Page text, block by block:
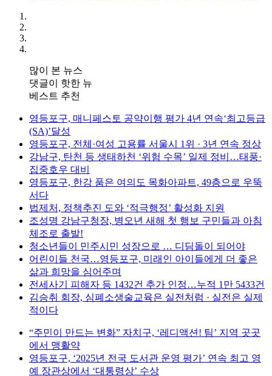
많이 본 뉴스
댓글이 핫한 뉴
베스트 추천
영등포구, 매니페스토 공약이행 평가 4년 연속‘최고등급
(SA)’달성
영등포구, 전체·여성 고용률 서울시 1위 · 3년 연속 정상
강남구, 탄천 등 생태하천 ‘위험 수목’ 일제 정비…태풍·
집중호우 대비
영등포구, 한강 품은 여의도 목화아파트, 49층으로 우뚝
서다
법제처, 정책추진 도와 ‘적극행정’ 활성화 지원
조성명 강남구청장, 병오년 새해 첫 행보 구민들과 아침
체조로 출발!
청소년들이 민주시민 성장으로 … 디딤돌이 되어야
어린이들 천국…영등포구, 미래인 아이들에게 더 좋은
삶과 희망을 심어주며
전세사기 피해자 등 1432건 추가 인정…누적 1만 5433건
김승취 회장, 심폐소생술교육은 실전처럼 · 실전은 실제
적이다
“주민이 만드는 변화” 자치구, ‘레디액션! 팀’ 지역 곳곳
에서 맹활약
영등포구, ‘2025년 전국 도서관 운영 평가’ 연속 최고 영
예 장관상에서 ‘대통령상’ 수상